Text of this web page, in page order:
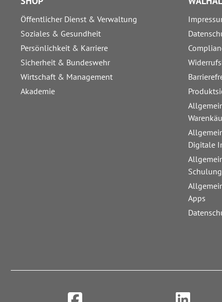
Öffentlicher Dienst & Verwaltung
Soziales & Gesundheit
Persönlichkeit & Karriere
Sicherheit & Bundeswehr
Wirtschaft & Management
Akademie
Digitale
Apps